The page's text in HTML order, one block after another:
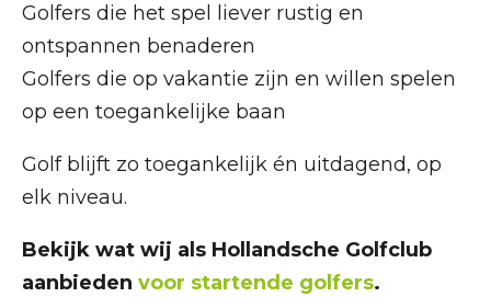
Golfers die het spel liever rustig en
ontspannen benaderen
Golfers die op vakantie zijn en willen spelen
op een toegankelijke baan
Golf blijft zo toegankelijk én uitdagend, op
elk niveau.
Bekijk wat wij als Hollandsche Golfclub
aanbieden voor startende golfers.